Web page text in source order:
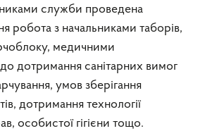
служби проведена
робота з начальниками таборів,
медичними
дотримання санітарних вимог
умов зберігання
дотримання технології
особистої гігієни тощо.